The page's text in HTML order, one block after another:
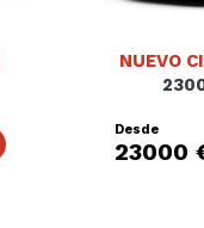
NUEVO
Desde
23000